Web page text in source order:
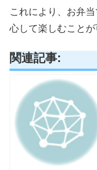
これにより、お弁
心して楽しむことが
関連記事: